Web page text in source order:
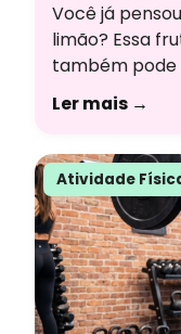
Você já
limão? Essa
também pode
para criar
sabor e com
bebida,
dúvidas com a
Thainara
Ler mais →
Atividade